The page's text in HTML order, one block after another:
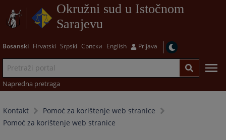
Okružni sud u Istočnom
Sarajevu
Bosanski Hrvatski Srpski Српски English Prijava
Napredna pretraga
Kontakt
Pomoć za korištenje web stranice
Pomoć za korištenje web stranice